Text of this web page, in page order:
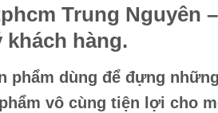
Trung Nguyên
khách hàng.
phẩm dùng để đựng
vô cùng tiện lợi cho